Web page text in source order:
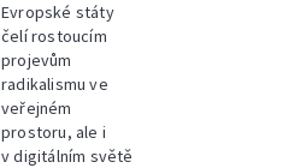
Evropské státy
čelí rostoucím
projevům
radikalismu ve
veřejném
prostoru, ale i
v digitálním světě